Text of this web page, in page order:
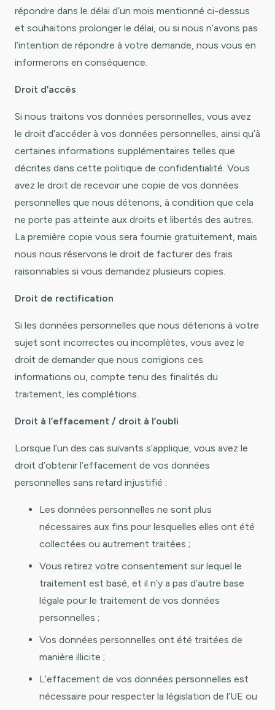
répondre dans le délai d’un mois mentionné ci-dessus
et souhaitons prolonger le délai, ou si nous n’avons pas
l’intention de répondre à votre demande, nous vous en
informerons en conséquence.
Droit d’accès
Si nous traitons vos données personnelles, vous avez
le droit d’accéder à vos données personnelles, ainsi qu’à
certaines informations supplémentaires telles que
décrites dans cette politique de confidentialité. Vous
avez le droit de recevoir une copie de vos données
personnelles que nous détenons, à condition que cela
ne porte pas atteinte aux droits et libertés des autres.
La première copie vous sera fournie gratuitement, mais
nous nous réservons le droit de facturer des frais
raisonnables si vous demandez plusieurs copies.
Droit de rectification
Si les données personnelles que nous détenons à votre
sujet sont incorrectes ou incomplètes, vous avez le
droit de demander que nous corrigions ces
informations ou, compte tenu des finalités du
traitement, les complétions.
Droit à l’effacement / droit à l’oubli
Lorsque l’un des cas suivants s’applique, vous avez le
droit d’obtenir l’effacement de vos données
personnelles sans retard injustifié :
Les données personnelles ne sont plus
nécessaires aux fins pour lesquelles elles ont été
collectées ou autrement traitées ;
Vous retirez votre consentement sur lequel le
traitement est basé, et il n’y a pas d’autre base
légale pour le traitement de vos données
personnelles ;
Vos données personnelles ont été traitées de
manière illicite ;
L’effacement de vos données personnelles est
nécessaire pour respecter la législation de l’UE ou